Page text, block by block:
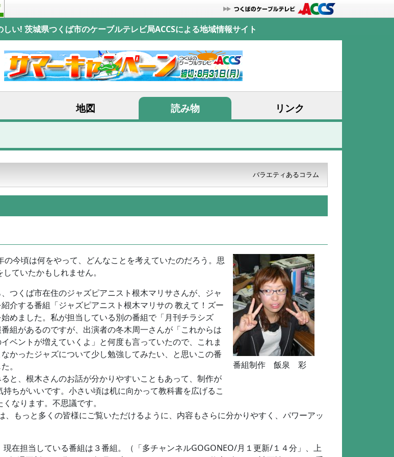
い! 茨城県つくば市のケーブルテレビ局ACCSによる地域情報サイト
地図 読み物 リンク
バラエティあるコラム
番組制作 飯泉 彩
今頃は何をやって、どんなことを考えていたのだろう。思
ていたかもしれません。
つくば市在住のジャズピアニスト根木マリサさんが、ジャ
介する番組「ジャズピアニスト根木マリサの 教えて！ズー
めました。私が担当している別の番組で「月刊チラシズ
組があるのですが、出演者の冬木周一さんが「これからは
ベントが増えていくよ」と何度も言っていたので、これま
かったジャズについて少し勉強してみたい、と思いこの番
。
と、根木さんのお話が分かりやすいこともあって、制作が
ちがいいです。小さい頃は机に向かって教科書を広げるこ
なります。不思議です。
、もっと多くの皆様にご覧いただけるように、内容もさらに分かりやすく、パワーアッ
在担当している番組は３番組。（「多チャンネルGOGONEO/月１更新/１４分」、上